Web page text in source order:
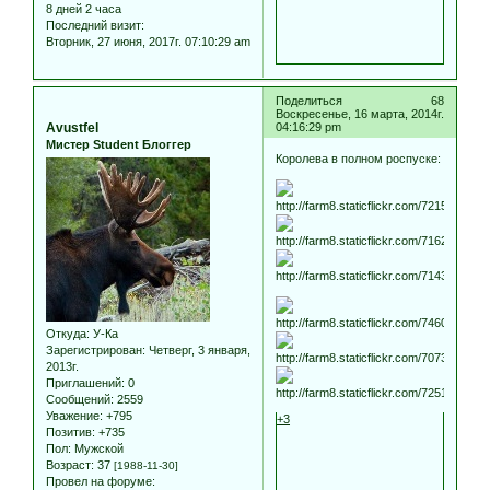
8 дней 2 часа
Последний визит:
Вторник, 27 июня, 2017г. 07:10:29 am
Поделиться
68
Воскресенье, 16 марта, 2014г.
04:16:29 pm
Avustfel
Мистер Student Блоггер
Откуда: У-Ка
Зарегистрирован: Четверг, 3 января,
2013г.
Приглашений: 0
Сообщений: 2559
Уважение: +795
Позитив: +735
Пол: Мужской
Возраст: 37 [1988-11-30]
Провел на форуме:
Королева в полном роспуске:
+3